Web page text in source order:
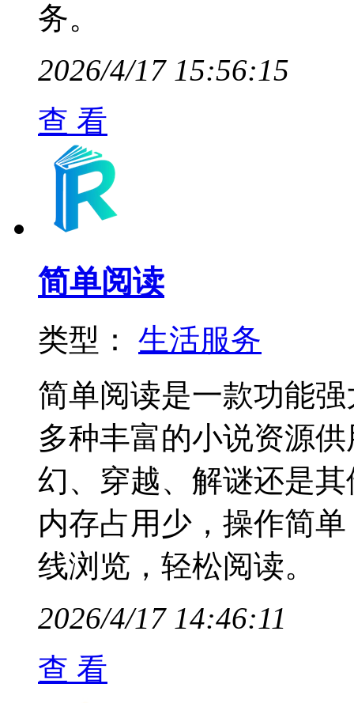
务。
2026/4/17 15:56:15
查 看
简单阅读
类型： 生活服务
简单阅读是一款功能
多种丰富的小说资源
幻、穿越、解谜还是
内存占用少，操作简
线浏览，轻松阅读。
2026/4/17 14:46:11
查 看